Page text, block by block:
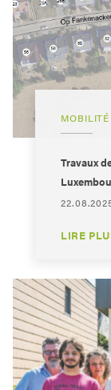
MOBILITÉ
Travaux
LIRE